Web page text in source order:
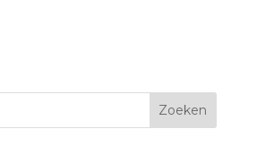
Zoeken